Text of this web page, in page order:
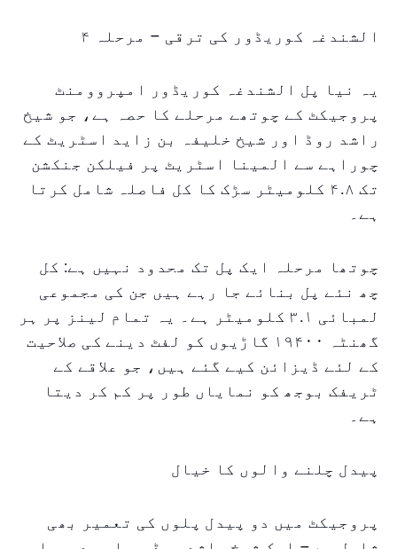
الشندغہ کوریڈور کی ترقی – مرحلہ ۴
یہ نیا پل الشندغہ کوریڈور امپروومنٹ
پروجیکٹ کے چوتھے مرحلے کا حصہ ہے، جو شیخ
راشد روڈ اور شیخ خلیفہ بن زاید اسٹریٹ کے
چوراہے سے المینا اسٹریٹ پر فیلکن جنکشن
تک ۴.۸ کلومیٹر سڑک کا کل فاصلہ شامل کرتا
ہے۔
چوتھا مرحلہ ایک پل تک محدود نہیں ہے: کل
چھ نئے پل بنائے جا رہے ہیں جن کی مجموعی
لمبائی ۳.۱ کلومیٹر ہے۔ یہ تمام لینز پر ہر
گھنٹہ ۱۹۴۰۰ گاڑیوں کو لفٹ دینے کی صلاحیت
کے لئے ڈیزائن کیے گئے ہیں، جو علاقے کے
ٹریفک بوجھ کو نمایاں طور پر کم کر دیتا
ہے۔
پیدل چلنے والوں کا خیال
پروجیکٹ میں دو پیدل پلوں کی تعمیر بھی